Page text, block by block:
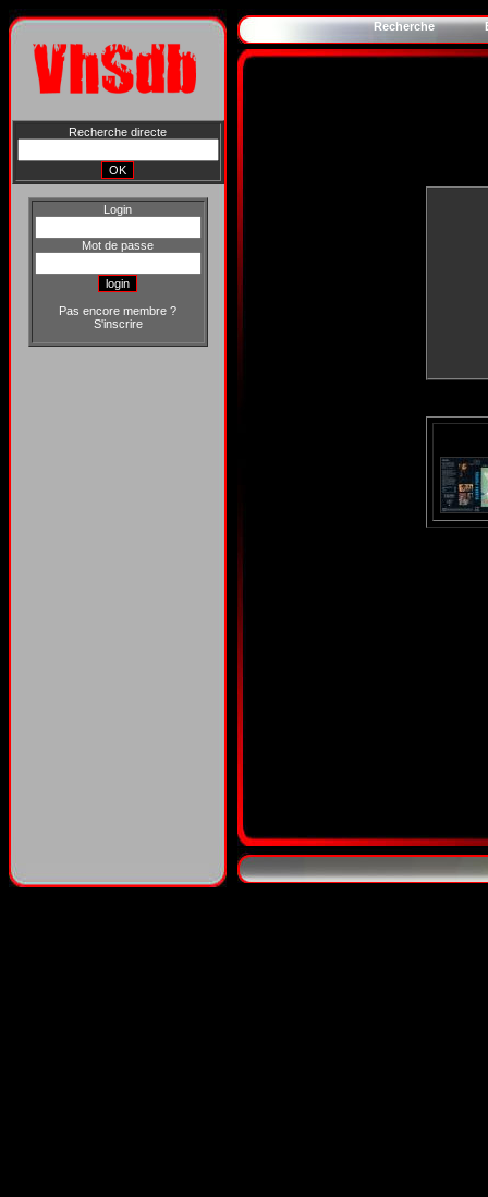
Recherche directe
Login
Mot de passe
Pas encore membre ?
S'inscrire
Recherche